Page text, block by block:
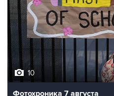
10
Фотохроника 7 августа